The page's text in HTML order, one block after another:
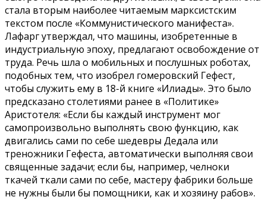
стала вторым наиболее читаемым марксистским
текстом после «Коммунистического манифеста».
Лафарг утверждал, что машины, изобретенные в
индустриальную эпоху, предлагают освобождение от
труда. Речь шла о мобильных и послушных роботах,
подобных тем, что изобрел гомеровский Гефест,
чтобы служить ему в 18-й книге «Илиады». Это было
предсказано столетиями ранее в «Политике»
Аристотеля: «Если бы каждый инструмент мог
самопроизвольно выполнять свою функцию, как
двигались сами по себе шедевры Дедала или
треножники Гефеста, автоматически выполняя свои
священные задачи; если бы, например, челноки
ткачей ткали сами по себе, мастеру фабрики больше
не нужны были бы помощники, как и хозяину рабов».